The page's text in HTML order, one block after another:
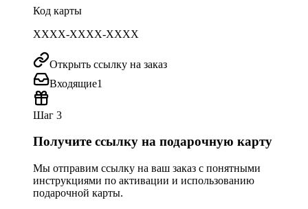
Код карты
XXXX-XXXX-XXXX
Открыть ссылку на заказ
Входящие1
Шаг 3
Получите ссылку на подарочную карту
Мы отправим ссылку на ваш заказ с понятными
инструкциями по активации и использованию
подарочной карты.